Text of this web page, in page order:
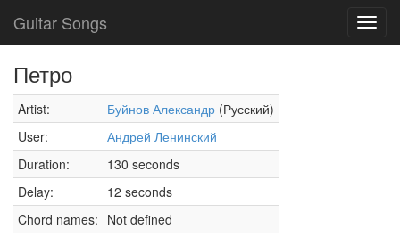
Guitar Songs
Петро
Artist: Буйнов Александр (Русский)
User:
Андрей Ленинский
Duration:
130 seconds
Delay:
12 seconds
Chord names: Not defined